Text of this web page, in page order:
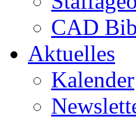
CAD
Aktuelles
Kalender